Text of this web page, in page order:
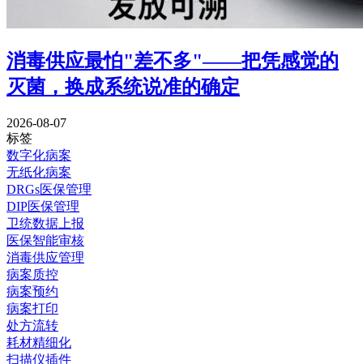
消毒供应最怕"差不多"——把凭感觉的
灭菌，换成系统说准的确定
2026-08-07
标签
数字化病案
无纸化病案
DRGs医保管理
DIP医保管理
卫统数据上报
医保智能审核
消毒供应管理
病案质控
病案预约
病案打印
处方流转
耗材精细化
扫描仪插件